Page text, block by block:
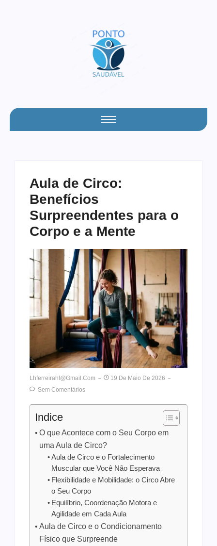
Aula de Circo:
Benefícios
Surpreendentes para o
Corpo e a Mente
Lhferreirahl@gmail.com
19 De Maio De 2026
Sem Comentários
Indice
O que Acontece com o Seu Corpo em
uma Aula de Circo?
Aula de Circo e o Fortalecimento
Muscular que Você Não Esperava
Flexibilidade e Mobilidade: o Circo Abre
o Seu Corpo
Equilíbrio, Coordenação Motora e
Agilidade em Cada Aula
Aula de Circo e o Condicionamento
Físico que Surpreende